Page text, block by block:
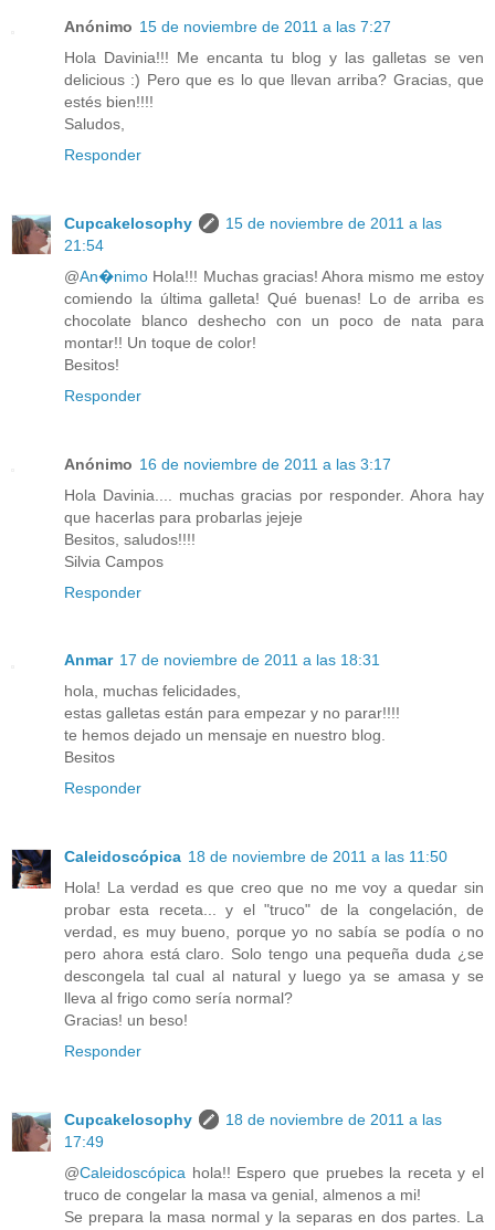
Anónimo 15 de noviembre de 2011 a las 7:27
Hola Davinia!!! Me encanta tu blog y las galletas se ven
delicious :) Pero que es lo que llevan arriba? Gracias, que
estés bien!!!!
Saludos,
Responder
Cupcakelosophy
15 de noviembre de 2011 a las
21:54
@An�nimo Hola!!! Muchas gracias! Ahora mismo me estoy
comiendo la última galleta! Qué buenas! Lo de arriba es
chocolate blanco deshecho con un poco de nata para
montar!! Un toque de color!
Besitos!
Responder
Anónimo 16 de noviembre de 2011 a las 3:17
Hola Davinia.... muchas gracias por responder. Ahora hay
que hacerlas para probarlas jejeje
Besitos, saludos!!!!
Silvia Campos
Responder
Anmar 17 de noviembre de 2011 a las 18:31
hola, muchas felicidades,
estas galletas están para empezar y no parar!!!!
te hemos dejado un mensaje en nuestro blog.
Besitos
Responder
Caleidoscópica 18 de noviembre de 2011 a las 11:50
Hola! La verdad es que creo que no me voy a quedar sin
probar esta receta... y el "truco" de la congelación, de
verdad, es muy bueno, porque yo no sabía se podía o no
pero ahora está claro. Solo tengo una pequeña duda ¿se
descongela tal cual al natural y luego ya se amasa y se
lleva al frigo como sería normal?
Gracias! un beso!
Responder
Cupcakelosophy
18 de noviembre de 2011 a las
17:49
@Caleidoscópica hola!! Espero que pruebes la receta y el
truco de congelar la masa va genial, almenos a mi!
Se prepara la masa normal y la separas en dos partes. La